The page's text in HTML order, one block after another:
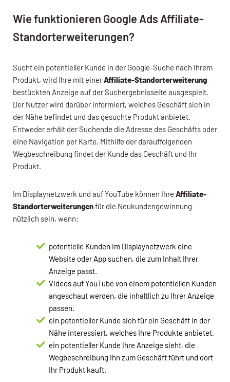
Wie funktionieren Google Ads Affiliate-
Standorterweiterungen?
Sucht ein potentieller Kunde in der Google-Suche nach Ihrem
Produkt, wird Ihre mit einerAffiliate-Standorterweiterung
bestückten Anzeige auf der Suchergebnisseite ausgespielt.
Der Nutzer wird darüber informiert, welches Geschäft sich in
der Nähe befindet und das gesuchte Produkt anbietet.
Entweder erhält der Suchende die Adresse des Geschäfts oder
eine Navigation per Karte. Mithilfe der darauffolgenden
Wegbeschreibung findet der Kunde das Geschäft und Ihr
Produkt.
Im Displaynetzwerk und auf YouTube können Ihre Affiliate-
Standorterweiterungenfür die Neukundengewinnung
nützlich sein, wenn:
potentielle Kunden im Displaynetzwerk eine
Website oder App suchen, die zum Inhalt Ihrer
Anzeige passt.
Videos auf YouTube von einem potentiellen Kunden
angeschaut werden, die inhaltlich zu Ihrer Anzeige
passen.
ein potentieller Kunde sich für ein Geschäft in der
Nähe interessiert, welches Ihre Produkte anbietet.
ein potentieller Kunde Ihre Anzeige sieht, die
Wegbeschreibung Ihn zum Geschäft führt und dort
Ihr Produkt kauft.